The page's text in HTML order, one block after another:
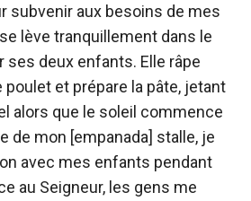
subvenir aux besoins de mes
lève tranquillement dans le
ses deux enfants. Elle râpe
et prépare la pâte, jetant
alors que le soleil commence
de mon [empanada] stalle, je
avec mes enfants pendant
au Seigneur, les gens me